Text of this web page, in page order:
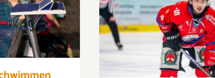
Zwischen Eis und